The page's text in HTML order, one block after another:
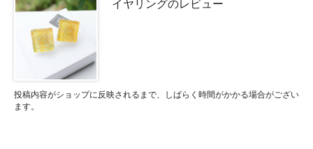
イヤリングのレビュー
投稿内容がショップに反映されるまで、しばらく時間がかかる場合がござい
ます。